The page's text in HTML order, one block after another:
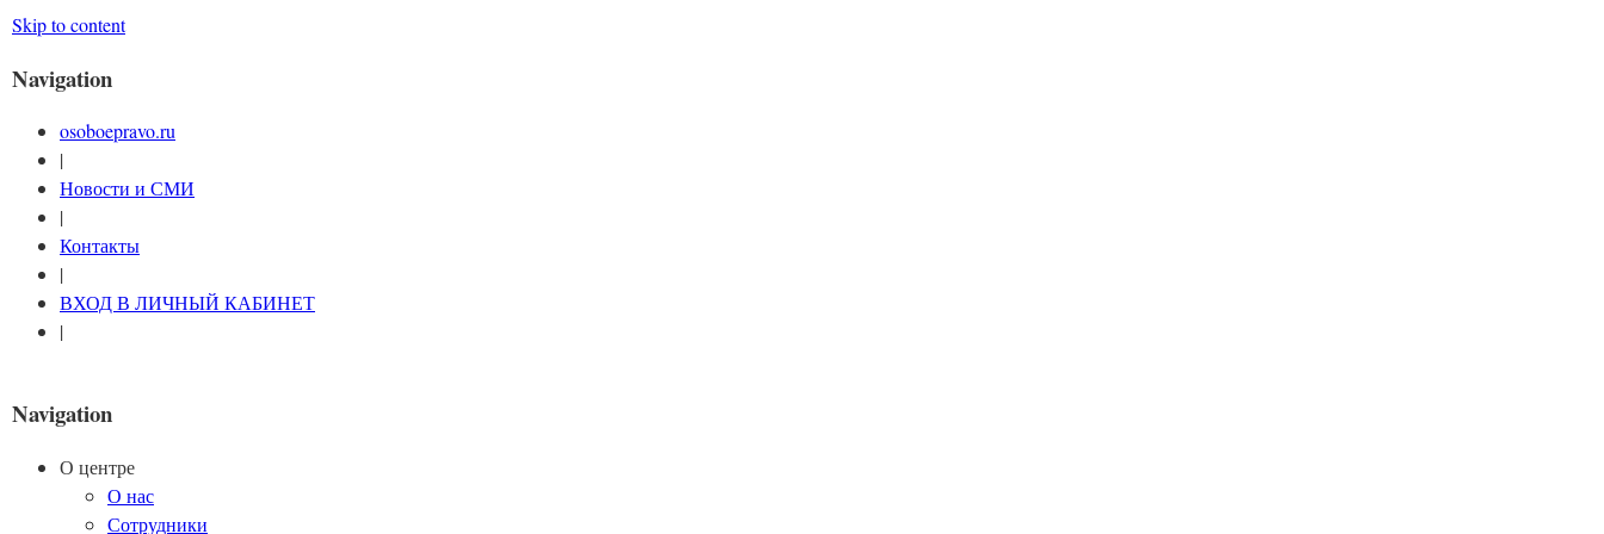
Skip to content
Navigation
osoboepravo.ru
|
Новости и СМИ
|
Контакты
|
ВХОД В ЛИЧНЫЙ КАБИНЕТ
|
Navigation
О центре
О нас
Сотрудники